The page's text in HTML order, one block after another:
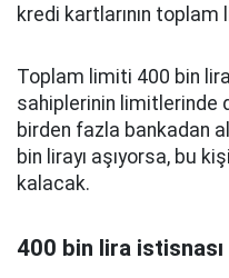
kredi kartlarının
Toplam limiti 400 bin
sahiplerinin limitlerinde
birden fazla bankadan
bin lirayı aşıyorsa, bu
kalacak.
400 bin lira